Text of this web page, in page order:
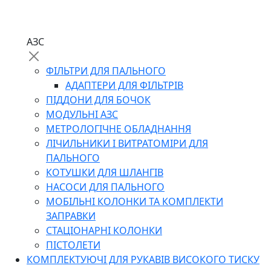
АЗС
ФІЛЬТРИ ДЛЯ ПАЛЬНОГО
АДАПТЕРИ ДЛЯ ФІЛЬТРІВ
ПІДДОНИ ДЛЯ БОЧОК
МОДУЛЬНІ АЗС
МЕТРОЛОГІЧНЕ ОБЛАДНАННЯ
ЛІЧИЛЬНИКИ І ВИТРАТОМІРИ ДЛЯ
ПАЛЬНОГО
КОТУШКИ ДЛЯ ШЛАНГІВ
НАСОСИ ДЛЯ ПАЛЬНОГО
МОБІЛЬНІ КОЛОНКИ ТА КОМПЛЕКТИ
ЗАПРАВКИ
СТАЦІОНАРНІ КОЛОНКИ
ПІСТОЛЕТИ
КОМПЛЕКТУЮЧІ ДЛЯ РУКАВІВ ВИСОКОГО ТИСКУ